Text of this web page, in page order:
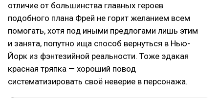
отличие от большинства главных героев
подобного плана Фрей не горит желанием всем
помогать, хотя под иными предлогами лишь этим
и занята, попутно ища способ вернуться в Нью-
Йорк из фэнтезийной реальности. Тоже эдакая
красная тряпка — хороший повод
систематизировать своё неверие в персонажа.